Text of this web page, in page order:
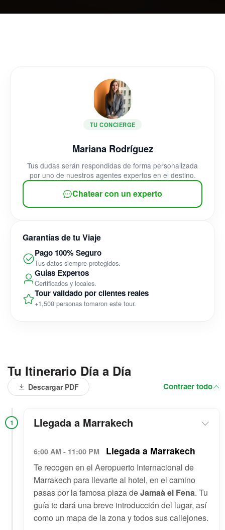
Tu Itinerario Día a Día
Descargar PDF Contraer todo
1 Llegada a Marrakech
6:00 AM - 11:00 PM Llegada a Marrakech
Te recogen en el Aeropuerto Internacional de
Marrakech para llevarte al hotel, en el camino
pasas por la famosa plaza deJamaà el Fena. Tu
guía te dará una breve introducción del lugar, así
como un mapa de la zona y todos sus callejones.
TU CONCIERGE
Mariana Rodríguez
Tus dudas serán respondidas de forma personalizada
por uno de nuestros agentes expertos en el destino.
Chatear con un experto
Garantías de tu Viaje
Pago 100% Seguro
Tus datos siempre protegidos.
Guías Expertos
Certificados y locales.
Tour validado por clientes reales
+1,500 personas tomaron este tour.